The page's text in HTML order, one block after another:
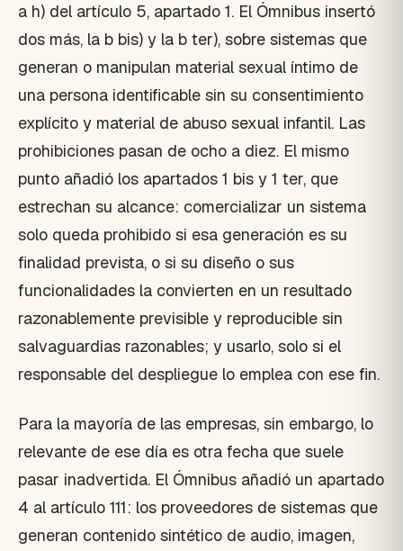
a h) del artículo 5, apartado 1. El Ómnibus insertó
dos más, la b bis) y la b ter), sobre sistemas que
generan o manipulan material sexual íntimo de
una persona identificable sin su consentimiento
explícito y material de abuso sexual infantil. Las
prohibiciones pasan de ocho a diez. El mismo
punto añadió los apartados 1 bis y 1 ter, que
estrechan su alcance: comercializar un sistema
solo queda prohibido si esa generación es su
finalidad prevista, o si su diseño o sus
funcionalidades la convierten en un resultado
razonablemente previsible y reproducible sin
salvaguardias razonables; y usarlo, solo si el
responsable del despliegue lo emplea con ese fin.
Para la mayoría de las empresas, sin embargo, lo
relevante de ese día es otra fecha que suele
pasar inadvertida. El Ómnibus añadió un apartado
4 al artículo 111: los proveedores de sistemas que
generan contenido sintético de audio, imagen,